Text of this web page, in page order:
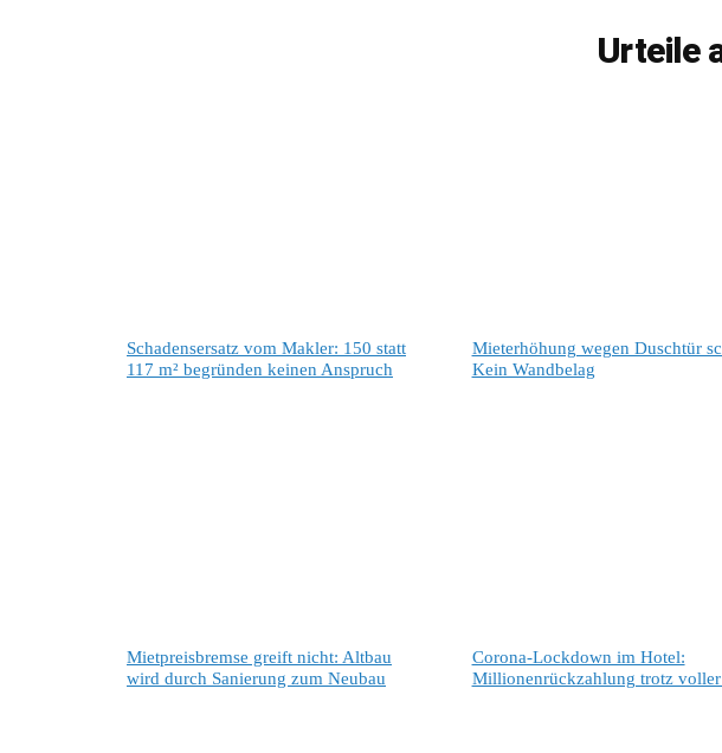
Urteile
Schadensersatz vom Makler: 150 statt
117 m² begründen keinen Anspruch
Mieterhöhung wegen Duschtür
Kein Wandbelag
Mietpreisbremse greift nicht: Altbau
wird durch Sanierung zum Neubau
Corona-Lockdown im Hotel:
Millionenrückzahlung trotz voller